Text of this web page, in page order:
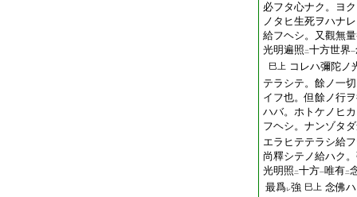
必フタ心ナク。ヨ
ノタヒ生死ヲハナ
給フヘシ。又觀無
光明遍照 二十方世界一
巳上 コレハ彌陀ノ
テラシテ。餘ノ一
イフ也。但餘ノ行
ハバ。ホトケノヒ
フヘシ。ナンゾタ
エラヒテテラシ給
尚釋シテノ給ハク
光明照 二十方一唯有二
最爲レ強 巳上 念佛